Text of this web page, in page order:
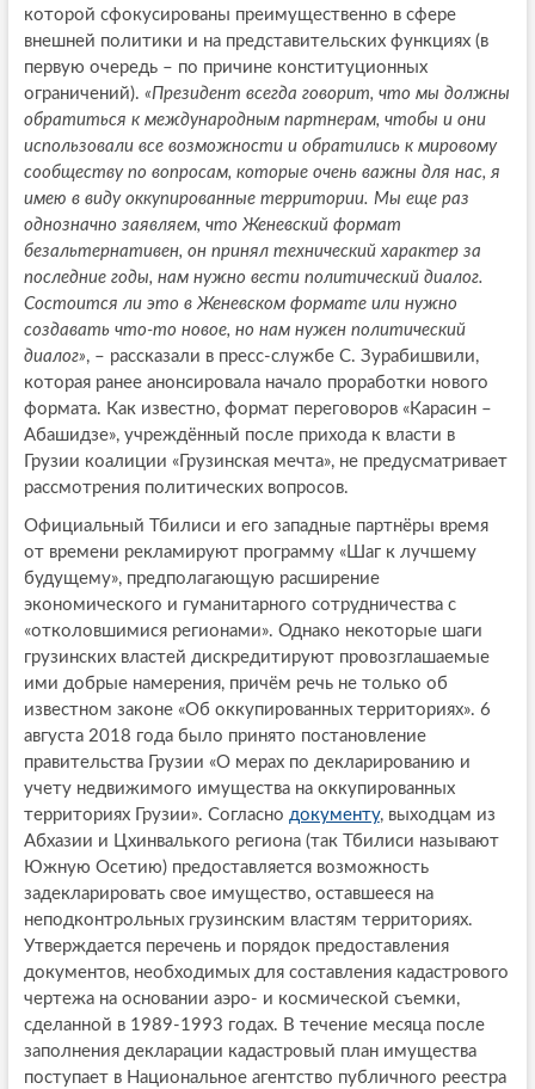
которой сфокусированы преимущественно в сфере
внешней политики и на представительских функциях (в
первую очередь – по причине конституционных
ограничений). «Президент всегда говорит, что мы должны
обратиться к международным партнерам, чтобы и они
использовали все возможности и обратились к мировому
сообществу по вопросам, которые очень важны для нас, я
имею в виду оккупированные территории. Мы еще раз
однозначно заявляем, что Женевский формат
безальтернативен, он принял технический характер за
последние годы, нам нужно вести политический диалог.
Состоится ли это в Женевском формате или нужно
создавать что-то новое, но нам нужен политический
диалог», – рассказали в пресс-службе С. Зурабишвили,
которая ранее анонсировала начало проработки нового
формата. Как известно, формат переговоров «Карасин –
Абашидзе», учреждённый после прихода к власти в
Грузии коалиции «Грузинская мечта», не предусматривает
рассмотрения политических вопросов.
Официальный Тбилиси и его западные партнёры время
от времени рекламируют программу «Шаг к лучшему
будущему», предполагающую расширение
экономического и гуманитарного сотрудничества с
«отколовшимися регионами». Однако некоторые шаги
грузинских властей дискредитируют провозглашаемые
ими добрые намерения, причём речь не только об
известном законе «Об оккупированных территориях». 6
августа 2018 года было принято постановление
правительства Грузии «О мерах по декларированию и
учету недвижимого имущества на оккупированных
территориях Грузии». Согласно документу, выходцам из
Абхазии и Цхинвалького региона (так Тбилиси называют
Южную Осетию) предоставляется возможность
задекларировать свое имущество, оставшееся на
неподконтрольных грузинским властям территориях.
Утверждается перечень и порядок предоставления
документов, необходимых для составления кадастрового
чертежа на основании аэро- и космической съемки,
сделанной в 1989-1993 годах. В течение месяца после
заполнения декларации кадастровый план имущества
поступает в Национальное агентство публичного реестра